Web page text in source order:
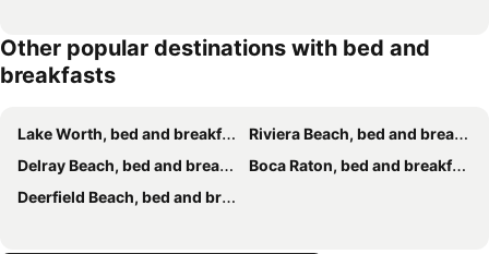
Other popular destinations with bed and
breakfasts
Lake Worth, bed and breakfasts
Riviera Beach, bed and breakfasts
Delray Beach, bed and breakfasts
Boca Raton, bed and breakfasts
Deerfield Beach, bed and breakfasts